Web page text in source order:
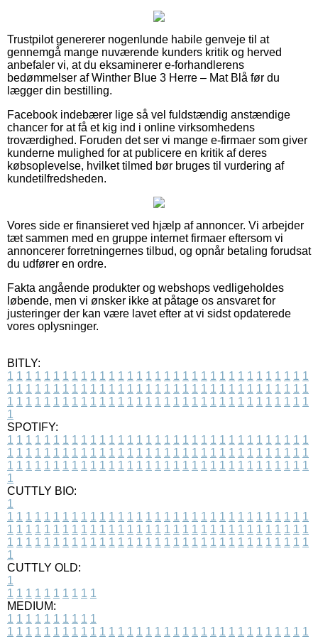
Trustpilot genererer nogenlunde habile genveje til at
gennemgå mange nuværende kunders kritik og herved
anbefaler vi, at du eksaminerer e-forhandlerens
bedømmelser af Winther Blue 3 Herre – Mat Blå før du
lægger din bestilling.
Facebook indebærer lige så vel fuldstændig anstændige
chancer for at få et kig ind i online virksomhedens
troværdighed. Foruden det ser vi mange e-firmaer som giver
kunderne mulighed for at publicere en kritik af deres
købsoplevelse, hvilket tilmed bør bruges til vurdering af
kundetilfredsheden.
Vores side er finansieret ved hjælp af annoncer. Vi arbejder
tæt sammen med en gruppe internet firmaer eftersom vi
annoncerer forretningernes tilbud, og opnår betaling forudsat
du udfører en ordre.
Fakta angående produkter og webshops vedligeholdes
løbende, men vi ønsker ikke at påtage os ansvaret for
justeringer der kan være lavet efter at vi sidst opdaterede
vores oplysninger.
BITLY:
1 1 1 1 1 1 1 1 1 1 1 1 1 1 1 1 1 1 1 1 1 1 1 1 1 1 1 1 1 1 1 1 1
1 1 1 1 1 1 1 1 1 1 1 1 1 1 1 1 1 1 1 1 1 1 1 1 1 1 1 1 1 1 1 1 1
1 1 1 1 1 1 1 1 1 1 1 1 1 1 1 1 1 1 1 1 1 1 1 1 1 1 1 1 1 1 1 1 1
1
SPOTIFY:
1 1 1 1 1 1 1 1 1 1 1 1 1 1 1 1 1 1 1 1 1 1 1 1 1 1 1 1 1 1 1 1 1
1 1 1 1 1 1 1 1 1 1 1 1 1 1 1 1 1 1 1 1 1 1 1 1 1 1 1 1 1 1 1 1 1
1 1 1 1 1 1 1 1 1 1 1 1 1 1 1 1 1 1 1 1 1 1 1 1 1 1 1 1 1 1 1 1 1
1
CUTTLY BIO:
1
1 1 1 1 1 1 1 1 1 1 1 1 1 1 1 1 1 1 1 1 1 1 1 1 1 1 1 1 1 1 1 1 1
1 1 1 1 1 1 1 1 1 1 1 1 1 1 1 1 1 1 1 1 1 1 1 1 1 1 1 1 1 1 1 1 1
1 1 1 1 1 1 1 1 1 1 1 1 1 1 1 1 1 1 1 1 1 1 1 1 1 1 1 1 1 1 1 1 1
1
CUTTLY OLD:
1
1 1 1 1 1 1 1 1 1 1
MEDIUM:
1 1 1 1 1 1 1 1 1 1
1 1 1 1 1 1 1 1 1 1 1 1 1 1 1 1 1 1 1 1 1 1 1 1 1 1 1 1 1 1 1 1 1